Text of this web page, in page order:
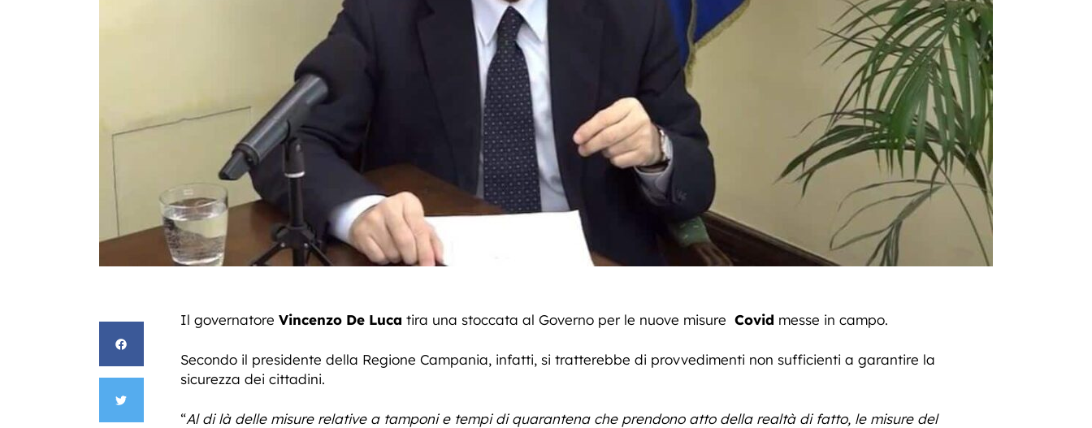
Il governatore Vincenzo De Luca tira una stoccata al Governo per le nuove misure Covid messe in campo.
Secondo il presidente della Regione Campania, infatti, si tratterebbe di provvedimenti non sufficienti a garantire la
sicurezza dei cittadini.
“Al di là delle misure relative a tamponi e tempi di quarantena che prendono atto della realtà di fatto, le misure del